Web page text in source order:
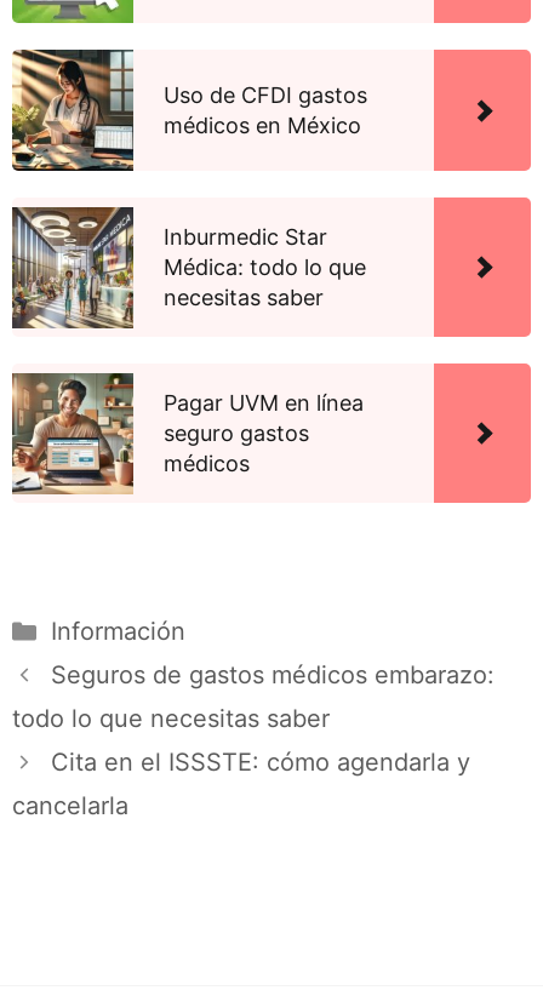
Uso de CFDI gastos
médicos en México
Inburmedic Star
Médica: todo lo que
necesitas saber
Pagar UVM en línea
seguro gastos
médicos
Información
Seguros de gastos médicos embarazo:
todo lo que necesitas saber
Cita en el ISSSTE: cómo agendarla y
cancelarla